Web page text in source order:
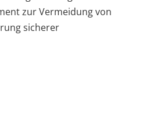
zur Vermeidung von
sicherer